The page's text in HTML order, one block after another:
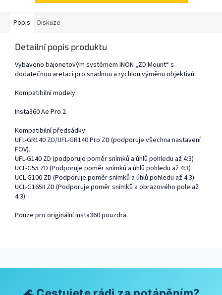
Popis Diskuze
Detailní popis produktu
Vybaveno bajonetovým systémem INON „ZD Mount“ s
dodatečnou aretací pro snadnou a rychlou výměnu objektivů.
Kompatibilní modely:
Insta360 Ae Pro 2
Kompatibilní předsádky:
UFL-GR140 ZD/UFL-GR140 Pro ZD (podporuje všechna nastavení
FOV).
UFL-G140 ZD (podporuje poměr snímků a úhlů pohledu až 4:3)
UCL-G55 ZD (Podporuje poměr snímků a úhlů pohledu až 4:3)
UCL-G100 ZD (Podporuje poměr snímků a úhlů pohledu až 4:3)
UCL-G165II ZD (Podporuje poměr snímků a obrazového pole až
4:3)
Pouze pro originální Insta360 pouzdra.